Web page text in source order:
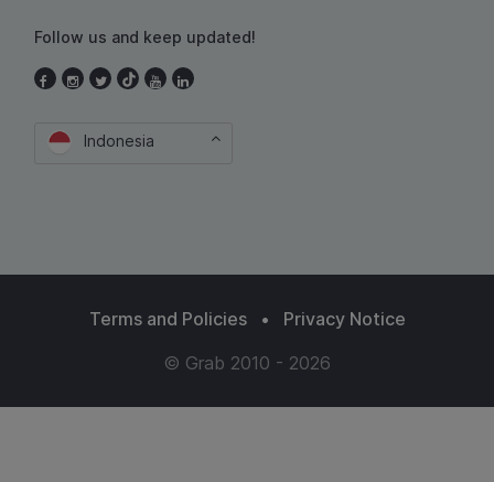
Follow us and keep updated!
Indonesia
Terms and Policies •
Privacy Notice
© Grab 2010 - 2026